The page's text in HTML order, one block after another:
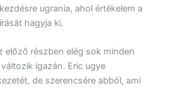
ugrania, ahol értékelem a
hagyja ki.
előző részben elég sok minden
igazán. Eric ugye
de szerencsére abból, ami